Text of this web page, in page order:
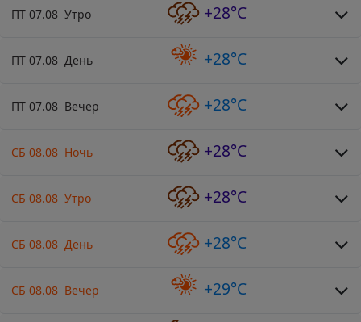
ПТ 07.08 Утро +28°C
ПТ 07.08 День +28°C
ПТ 07.08 Вечер +28°C
СБ 08.08 Ночь +28°C
СБ 08.08 Утро +28°C
СБ 08.08 День +28°C
СБ 08.08 Вечер +29°C